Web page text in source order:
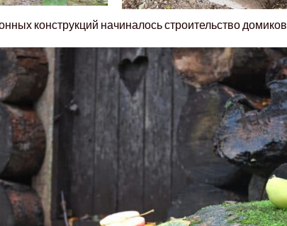
конструкций начиналось строительство домиков.